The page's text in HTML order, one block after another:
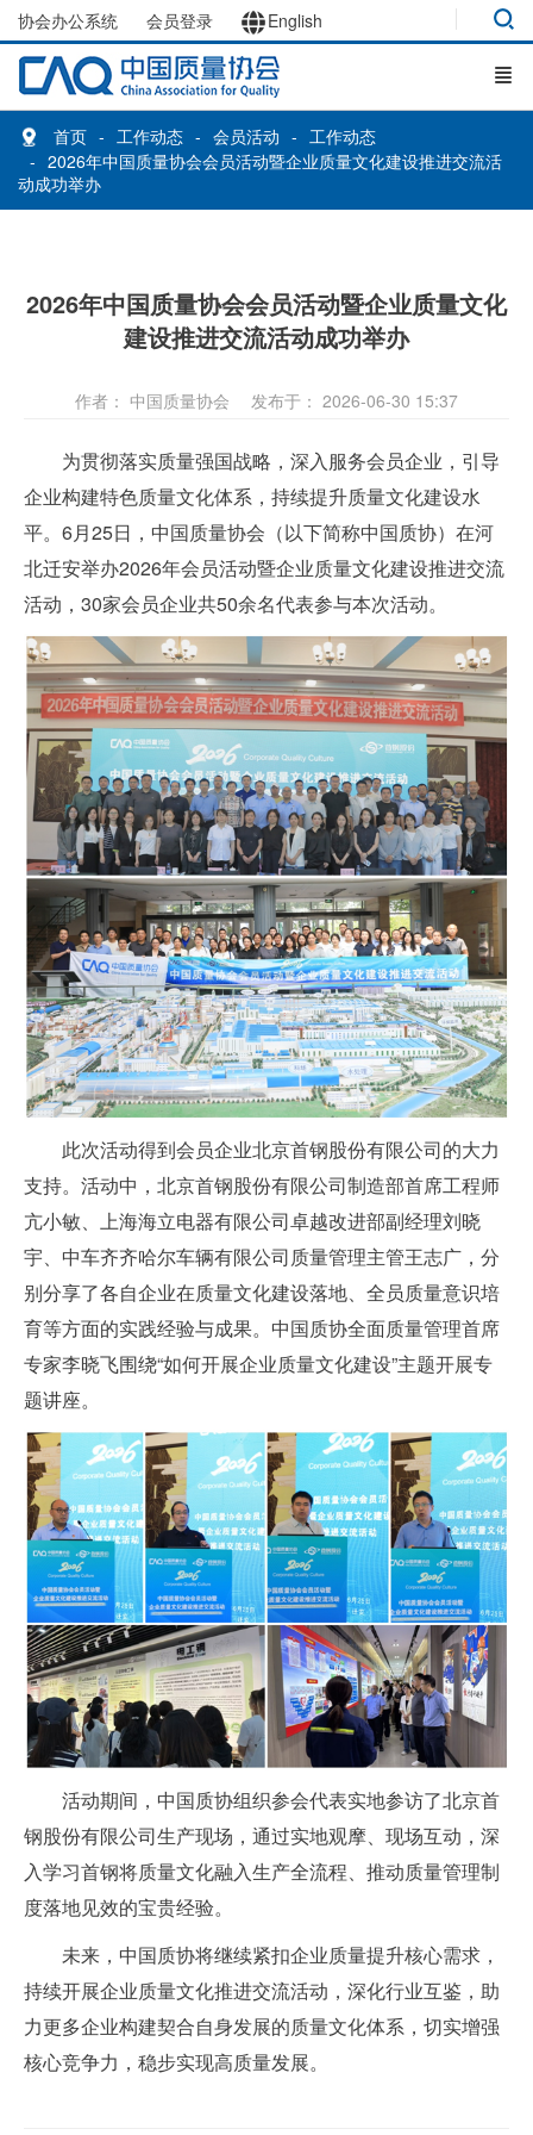
协会办公系统 会员登录 English
首页 工作动态 会员活动
工作动态
2026年中国质量协会会员活动暨企业质量文化建设推进交流活
动成功举办
2026年中国质量协会会员活动暨企业质量文化
建设推进交流活动成功举办
作者： 中国质量协会 发布于： 2026-06-30 15:37
为贯彻落实质量强国战略，深入服务会员企业，引导
企业构建特色质量文化体系，持续提升质量文化建设水
平。6月25日，中国质量协会（以下简称中国质协）在河
北迁安举办2026年会员活动暨企业质量文化建设推进交流
活动，30家会员企业共50余名代表参与本次活动。
此次活动得到会员企业北京首钢股份有限公司的大力
支持。活动中，北京首钢股份有限公司制造部首席工程师
亢小敏、上海海立电器有限公司卓越改进部副经理刘晓
宇、中车齐齐哈尔车辆有限公司质量管理主管王志广，分
别分享了各自企业在质量文化建设落地、全员质量意识培
育等方面的实践经验与成果。中国质协全面质量管理首席
专家李晓飞围绕“如何开展企业质量文化建设”主题开展专
题讲座。
活动期间，中国质协组织参会代表实地参访了北京首
钢股份有限公司生产现场，通过实地观摩、现场互动，深
入学习首钢将质量文化融入生产全流程、推动质量管理制
度落地见效的宝贵经验。
未来，中国质协将继续紧扣企业质量提升核心需求，
持续开展企业质量文化推进交流活动，深化行业互鉴，助
力更多企业构建契合自身发展的质量文化体系，切实增强
核心竞争力，稳步实现高质量发展。